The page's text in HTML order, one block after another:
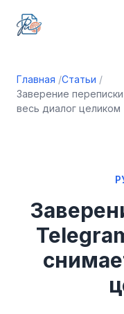
Главная Статьи
Заверение
весь диалог целиком